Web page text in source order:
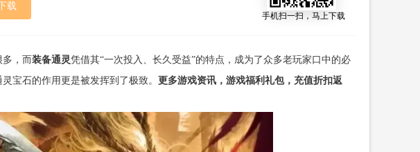
载
手机扫一扫，马上下载
，而装备通灵凭借其“一次投入、长久受益”的特点，成为了众多老玩家口中的必
宝石的作用更是被发挥到了极致。 更多游戏资讯，游戏福利礼包，充值折扣返